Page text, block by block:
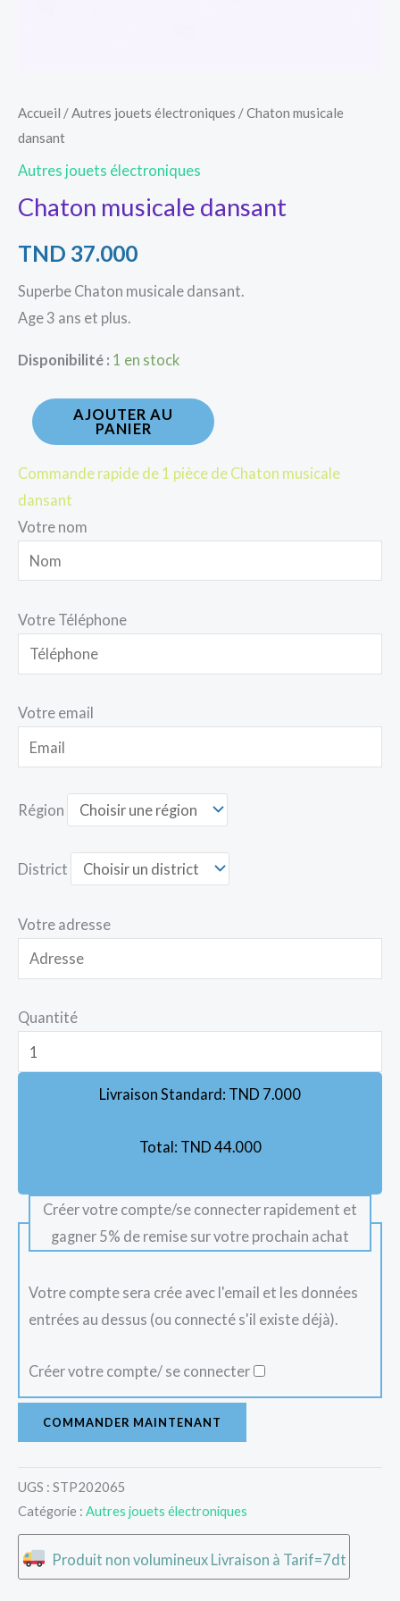
Accueil /Autres jouets électroniques / Chaton musicale
dansant
Autres jouets électroniques
Chaton musicale dansant
TND 37.000
Superbe Chaton musicale dansant.
Age 3 ans et plus.
Disponibilité : 1 en stock
AJOUTER AU
PANIER
Commande rapide de 1 pièce de Chaton musicale
dansant
Votre nom
Votre Téléphone
Votre email
Région
District
Votre adresse
Quantité
Livraison Standard: TND 7.000
Total: TND 44.000
Créer votre compte/se connecter rapidement et
gagner 5% de remise sur votre prochain achat
Votre compte sera crée avec l'email et les données
entrées au dessus (ou connecté s'il existe déjà).
Créer votre compte/ se connecter
COMMANDER MAINTENANT
UGS : STP202065
Catégorie : Autres jouets électroniques
Produit non volumineux Livraison à Tarif=7dt